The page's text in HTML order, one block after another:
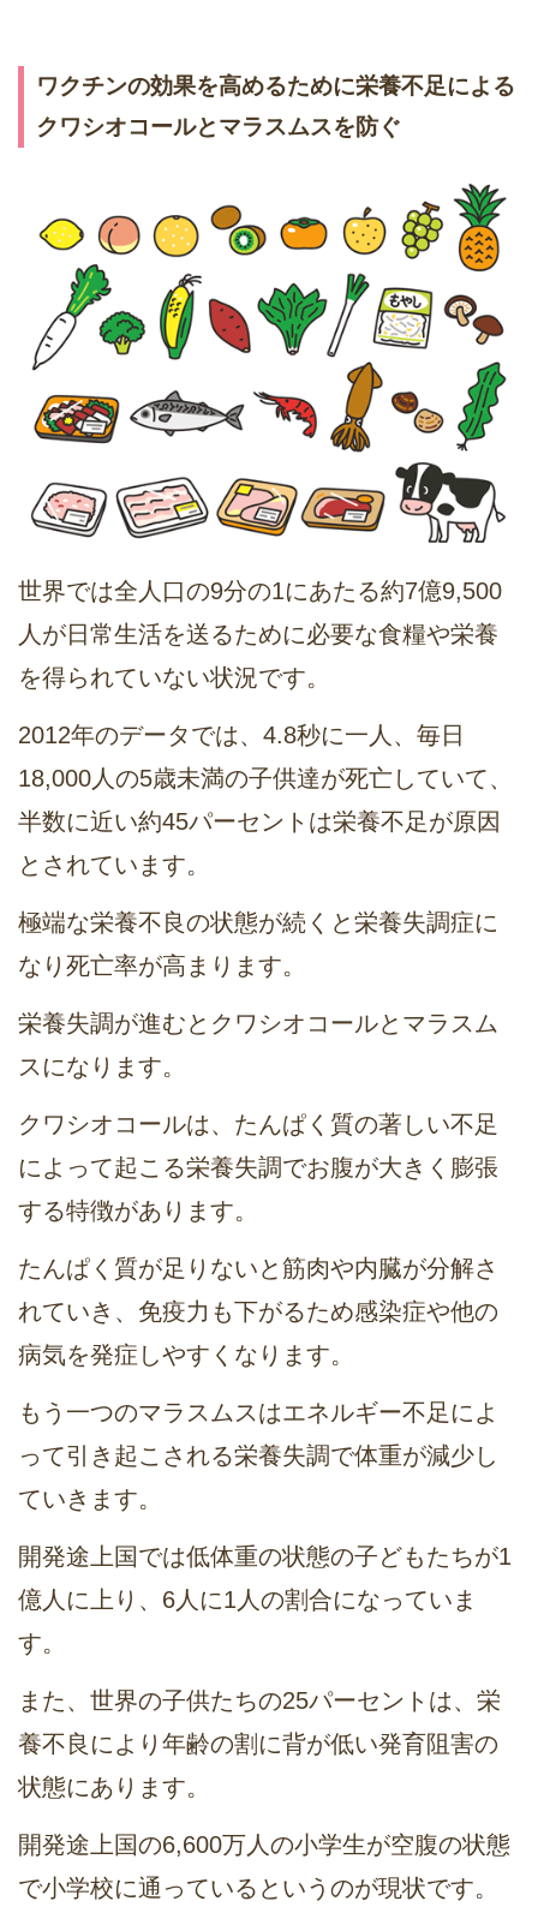
ワクチンの効果を高めるために栄養不足による
クワシオコールとマラスムスを防ぐ
世界では全人口の9分の1にあたる約7億9,500
人が日常生活を送るために必要な食糧や栄養
を得られていない状況です。
2012年のデータでは、4.8秒に一人、毎日
18,000人の5歳未満の子供達が死亡していて、
半数に近い約45パーセントは栄養不足が原因
とされています。
極端な栄養不良の状態が続くと栄養失調症に
なり死亡率が高まります。
栄養失調が進むとクワシオコールとマラスム
スになります。
クワシオコールは、たんぱく質の著しい不足
によって起こる栄養失調でお腹が大きく膨張
する特徴があります。
たんぱく質が足りないと筋肉や内臓が分解さ
れていき、免疫力も下がるため感染症や他の
病気を発症しやすくなります。
もう一つのマラスムスはエネルギー不足によ
って引き起こされる栄養失調で体重が減少し
ていきます。
開発途上国では低体重の状態の子どもたちが1
億人に上り、6人に1人の割合になっていま
す。
また、世界の子供たちの25パーセントは、栄
養不良により年齢の割に背が低い発育阻害の
状態にあります。
開発途上国の6,600万人の小学生が空腹の状態
で小学校に通っているというのが現状です。